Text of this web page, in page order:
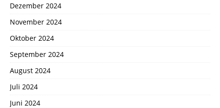
Dezember 2024
November 2024
Oktober 2024
September 2024
August 2024
Juli 2024
Juni 2024